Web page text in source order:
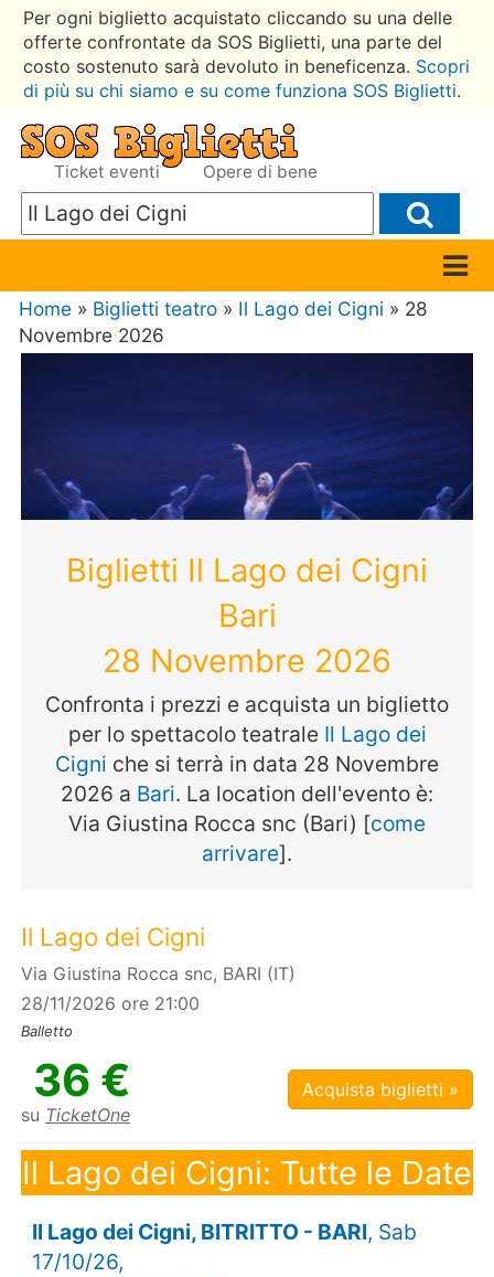
Per ogni biglietto acquistato cliccando su una delle
offerte confrontate da SOS Biglietti, una parte del
costo sostenuto sarà devoluto in beneficenza. Scopri
di più su chi siamo e su come funziona SOS Biglietti.
Ticket eventi Opere di bene
Home » Biglietti teatro » Il Lago dei Cigni » 28
Novembre 2026
Biglietti Il Lago dei Cigni
Bari
28 Novembre 2026
Confronta i prezzi e acquista un biglietto
per lo spettacolo teatrale Il Lago dei
Cigni che si terrà in data 28 Novembre
2026 a Bari. La location dell'evento è:
Via Giustina Rocca snc (Bari) [come
arrivare].
Il Lago dei Cigni
Via Giustina Rocca snc, BARI (IT)
28/11/2026 ore 21:00
Balletto
36 €
su TicketOne
Acquista biglietti »
Il Lago dei Cigni: Tutte le Date
Il Lago dei Cigni, BITRITTO - BARI, Sab
17/10/26,